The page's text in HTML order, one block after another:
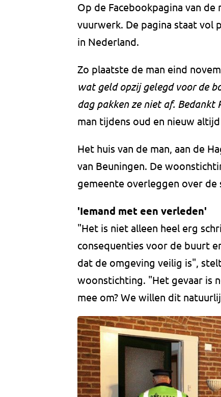
Op de Facebookpagina van
vuurwerk. De pagina staat vol
in Nederland.
Zo plaatste de man eind
wat geld opzij gelegd voor de
dag pakken ze niet af. Bedankt
man tijdens oud en nieuw
Het huis van de man, aan de
van Beuningen. De
gemeente overleggen over
'Iemand met een verleden'
"Het is niet alleen heel erg
consequenties voor de buurt
dat de omgeving veilig is",
woonstichting. "Het gevaar is
mee om? We willen dit